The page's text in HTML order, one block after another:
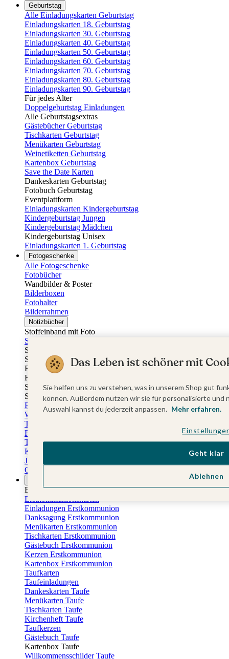
Geburtstag
Alle Einladungskarten Geburtstag
Einladungskarten 18. Geburtstag
Einladungskarten 30. Geburtstag
Einladungskarten 40. Geburtstag
Einladungskarten 50. Geburtstag
Einladungskarten 60. Geburtstag
Einladungskarten 70. Geburtstag
Einladungskarten 80. Geburtstag
Einladungskarten 90. Geburtstag
Für jedes Alter
Doppelgeburtstag Einladungen
Alle Geburtstagsextras
Gästebücher Geburtstag
Tischkarten Geburtstag
Menükarten Geburtstag
Weinetiketten Geburtstag
Kartenbox Geburtstag
Save the Date Karten
Dankeskarten Geburtstag
Fotobuch Geburtstag
Eventplattform
Einladungskarten Kindergeburtstag
Kindergeburtstag Jungen
Kindergeburtstag Mädchen
Kindergeburtstag Unisex
Einladungskarten 1. Geburtstag
Fotogeschenke
Alle Fotogeschenke
Fotobücher
Wandbilder & Poster
Bilderboxen
Fotohalter
Bilderrahmen
Notizbücher
Stoffeinband mit Foto
Softcover mit Foto
Stoffeinband mit Veredelung
Softcover mit Veredelung
Fotobücher
Hardcover
Softcover
Stoffeinband
Fotokalender
Wandkalender
Tischkalender
Familienkalender
Terminkalender
Küchenkalender
Jahresplaner
Geburtstagskalender
Eventplattform
Erstkommunionskarten
Einladungen Erstkommunion
Danksagung Erstkommunion
Menükarten Erstkommunion
Tischkarten Erstkommunion
Gästebuch Erstkommunion
Kerzen Erstkommunion
Kartenbox Erstkommunion
Taufkarten
Taufeinladungen
Dankeskarten Taufe
Menükarten Taufe
Tischkarten Taufe
Kirchenheft Taufe
Taufkerzen
Gästebuch Taufe
Kartenbox Taufe
Willkommensschilder Taufe
Das Leben ist schöner mit
Sie helfen uns zu verstehen, was in unserem Shop gut
können. Außerdem nutzen wir sie für personalisierte
Auswahl kannst du jederzeit anpassen. Mehr erfahren.
Ablehnen
Geht klar